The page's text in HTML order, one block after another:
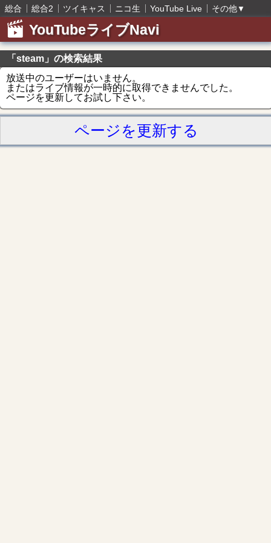
総合 総合2 ツイキャス ニコ生 YouTube Live その他▼
YouTubeライブNavi
「steam」の検索結果
放送中のユーザーはいません。
またはライブ情報が一時的に取得できませんでした。
ページを更新してお試し下さい。
ページを更新する